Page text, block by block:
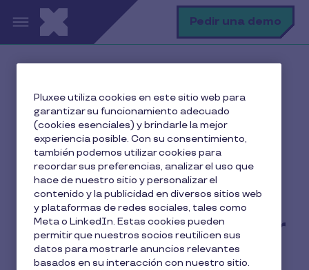
Pasar al contenido principal Pedir una demo
Beneficios para empleados
De la nómina a la propuesta de valor: cuidar al talento
es estratégico
De la nómina a la
propuesta de valor: cuidar
al talento es estratégico
Pluxee utiliza cookies en este sitio web para
garantizar su funcionamiento adecuado
(cookies esenciales) y brindarle la mejor
experiencia posible. Con su consentimiento,
también podemos utilizar cookies para
recordar sus preferencias, analizar el uso que
hace de nuestro sitio y personalizar el
contenido y la publicidad en diversos sitios web
y plataformas de redes sociales, tales como
Meta o LinkedIn. Estas cookies pueden
permitir que nuestros socios reutilicen sus
datos para mostrarle anuncios relevantes
basados en su interacción con nuestro sitio.